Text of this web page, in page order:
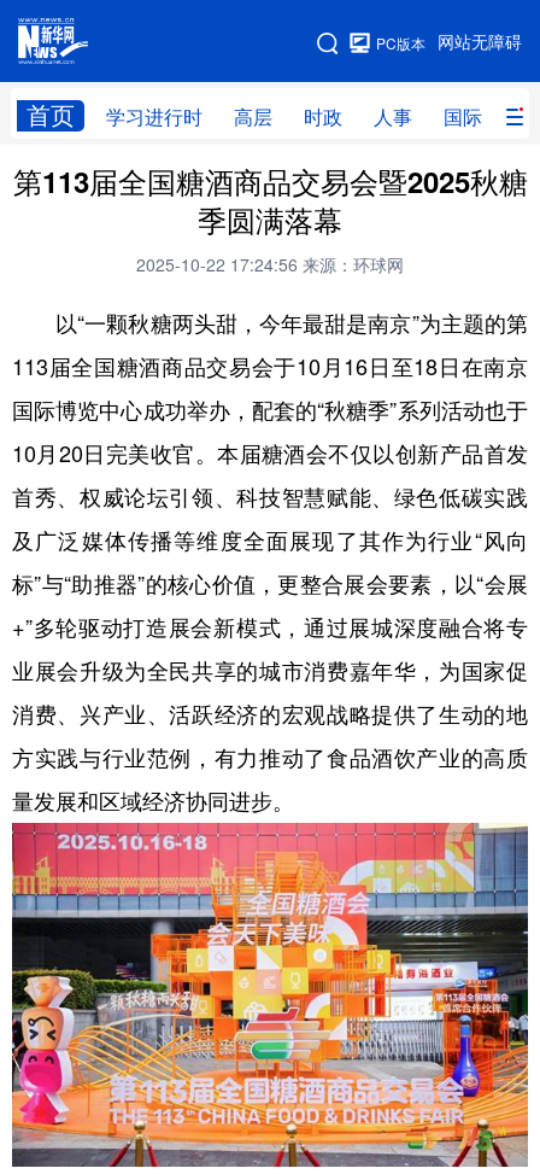
网站无障碍
PC版本
首页 学习进行时 高层 时政 人事 国际 财
网站地图
学习进行时 高层 时政 人事
财经 网评
科技 科创 量子 体育
文化 书画 军事
法律 中央文件 金融 汽车
食品 人居 信息化 数字经济
学术中国 乡村振兴 银龄 溯源中国
城市 旅游 能源 会展
彩票 娱乐 时尚 悦读
文化产业
地方频道
天津 河北 山西
辽宁 吉林 上海 江苏
浙江 安徽 福建 江西
山东 河南 湖北 湖南
广东 广西 海南 重庆
第113届全国糖酒商品交易会暨2025秋糖
季圆满落幕
2025-10-22 17:24:56 来源：环球网
以“一颗秋糖两头甜，今年最甜是南京”为主题的第
113届全国糖酒商品交易会于10月16日至18日在南京
国际博览中心成功举办，配套的“秋糖季”系列活动也于
10月20日完美收官。本届糖酒会不仅以创新产品首发
首秀、权威论坛引领、科技智慧赋能、绿色低碳实践
及广泛媒体传播等维度全面展现了其作为行业“风向
标”与“助推器”的核心价值，更整合展会要素，以“会展
+”多轮驱动打造展会新模式，通过展城深度融合将专
业展会升级为全民共享的城市消费嘉年华，为国家促
消费、兴产业、活跃经济的宏观战略提供了生动的地
方实践与行业范例，有力推动了食品酒饮产业的高质
量发展和区域经济协同进步。